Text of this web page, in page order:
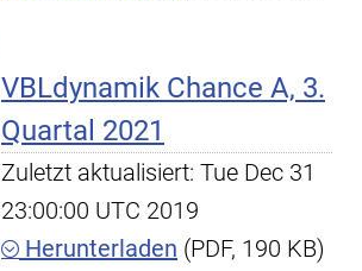
VBLdynamik Chance A, 3.
Quartal 2021
Zuletzt aktualisiert: Tue Dec 31
23:00:00 UTC 2019
Herunterladen (PDF, 190 KB)